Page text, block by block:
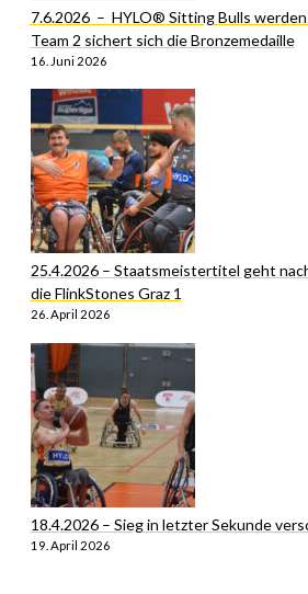
7.6.2026 – HYLO® Sitting Bulls
Team 2 sichert sich die Bronzemedaille
16. Juni 2026
25.4.2026 – Staatsmeistertitel geht
die FlinkStones Graz 1
26. April 2026
18.4.2026 – Sieg in letzter Sekunde
19. April 2026